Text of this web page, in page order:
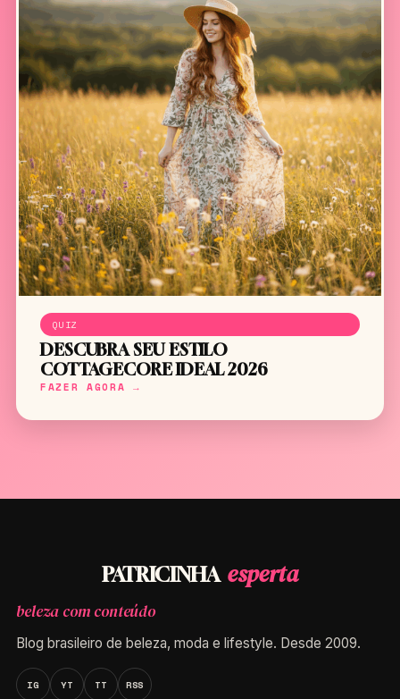
QUIZ
DESCUBRA SEU ESTILO
COTTAGECORE IDEAL 2026
FAZER AGORA →
PATRICINHA esperta
beleza com conteúdo
Blog brasileiro de beleza, moda e lifestyle. Desde 2009.
IG YT TT RSS